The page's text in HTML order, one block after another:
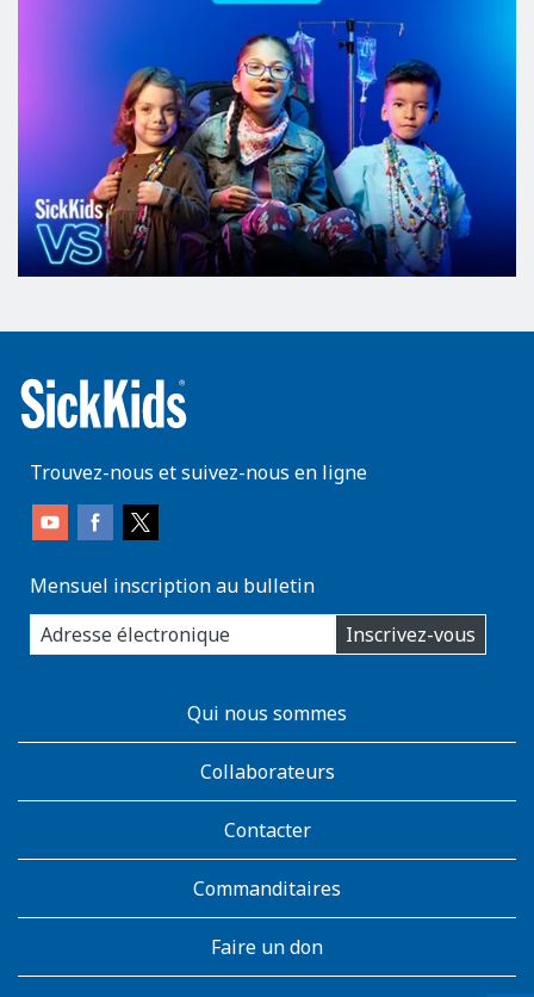
Trouvez-nous et suivez-nous en ligne
Mensuel inscription au bulletin
enter
you
email
Inscrivez-vous
AboutKidsHealthQui nous sommes
Collaborateurs
Contacter
Commanditaires
Faire un don